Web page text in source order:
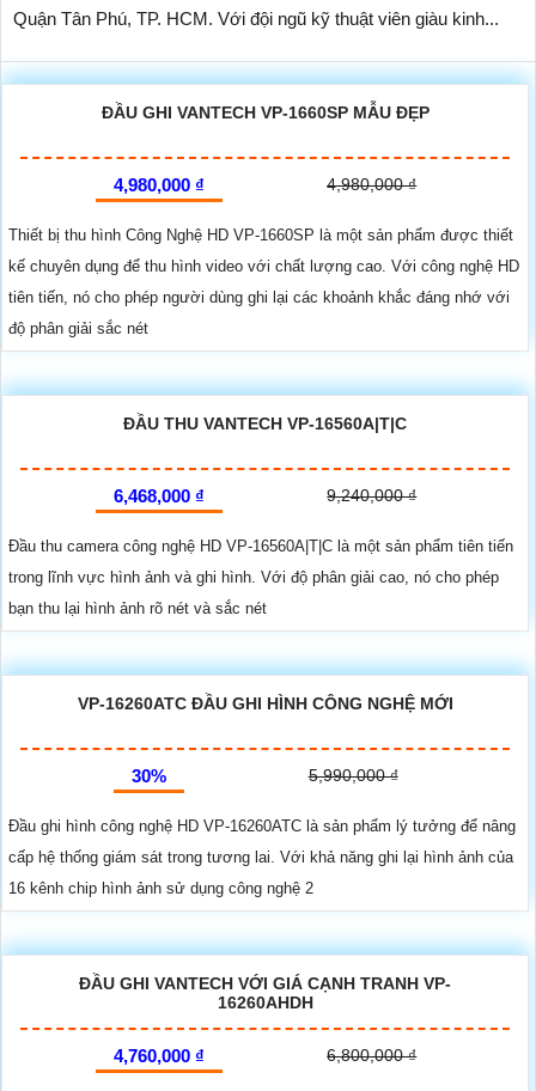
Quận Tân Phú, TP. HCM. Với đội ngũ kỹ thuật viên giàu kinh...
ĐẦU GHI VANTECH VP-1660SP MẪU ĐẸP
4,980,000 ₫ 4,980,000 ₫
Thiết bị thu hình Công Nghệ HD VP-1660SP là một sản phẩm được thiết
kế chuyên dụng để thu hình video với chất lượng cao. Với công nghệ HD
tiên tiến, nó cho phép người dùng ghi lại các khoảnh khắc đáng nhớ với
độ phân giải sắc nét
ĐẦU THU VANTECH VP-16560A|T|C
6,468,000 ₫ 9,240,000 ₫
Đầu thu camera công nghệ HD VP-16560A|T|C là một sản phẩm tiên tiến
trong lĩnh vực hình ảnh và ghi hình. Với độ phân giải cao, nó cho phép
bạn thu lại hình ảnh rõ nét và sắc nét
VP-16260ATC ĐẦU GHI HÌNH CÔNG NGHỆ MỚI
30% 5,990,000 ₫
Đầu ghi hình công nghệ HD VP-16260ATC là sản phẩm lý tưởng để nâng
cấp hệ thống giám sát trong tương lai. Với khả năng ghi lại hình ảnh của
16 kênh chip hình ảnh sử dụng công nghệ 2
ĐẦU GHI VANTECH VỚI GIÁ CẠNH TRANH VP-
16260AHDH
4,760,000 ₫ 6,800,000 ₫